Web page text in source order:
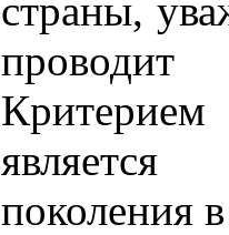
страны,
Критерием
поколения